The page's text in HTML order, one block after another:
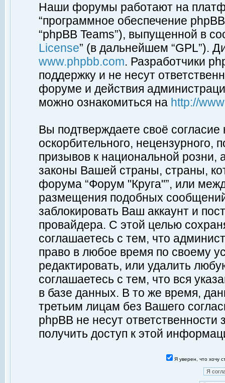
Наши форумы работают на
“программное обеспечение
“phpBB Teams”), выпущенной в
License” (в дальнейшем “GPL”).
www.phpbb.com. Разработчики
поддержку и не несут
форуме и действия
можно ознакомиться на http://
Вы подтверждаете своё
оскорбительного, нецензурного,
призывов к национальной
законы Вашей страны, страны,
форума “Форум "Круга"”, или
размещения подобных
заблокировать Ваш аккаунт и
провайдера. С этой целью
соглашаетесь с тем, что
право в любое время по своему
редактировать, или удалить
соглашаетесь с тем, что вся
в базе данных. В то же время,
третьим лицам без Вашего
phpBB не несут ответственности
получить доступ к этой
Я уверен, что хочу